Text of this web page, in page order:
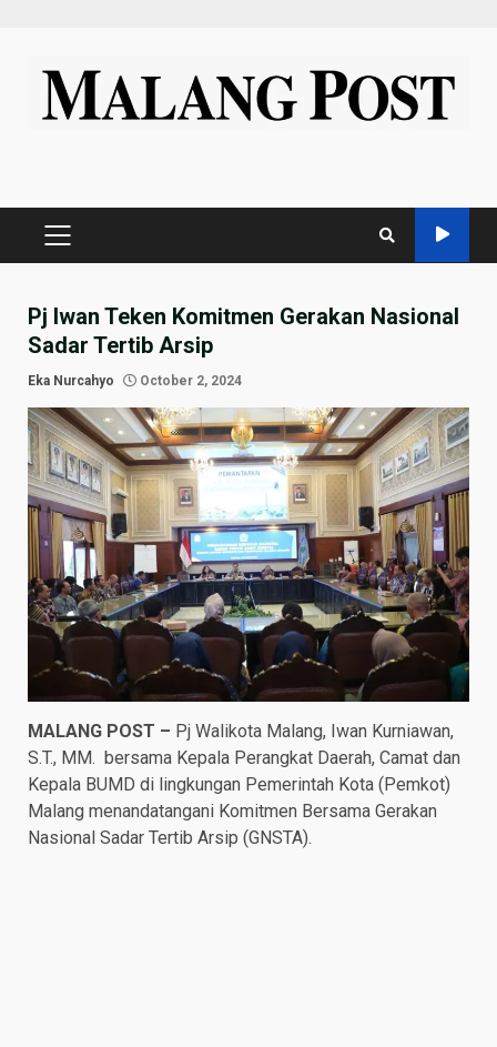
content
PRIMARY
Pj Iwan Teken Komitmen Gerakan Nasional
Sadar Tertib Arsip
Eka Nurcahyo October 2, 2024
MALANG POST – Pj Walikota Malang, Iwan Kurniawan,
S.T., MM. bersama Kepala Perangkat Daerah, Camat dan
Kepala BUMD di lingkungan Pemerintah Kota (Pemkot)
Malang menandatangani Komitmen Bersama Gerakan
Nasional Sadar Tertib Arsip (GNSTA).